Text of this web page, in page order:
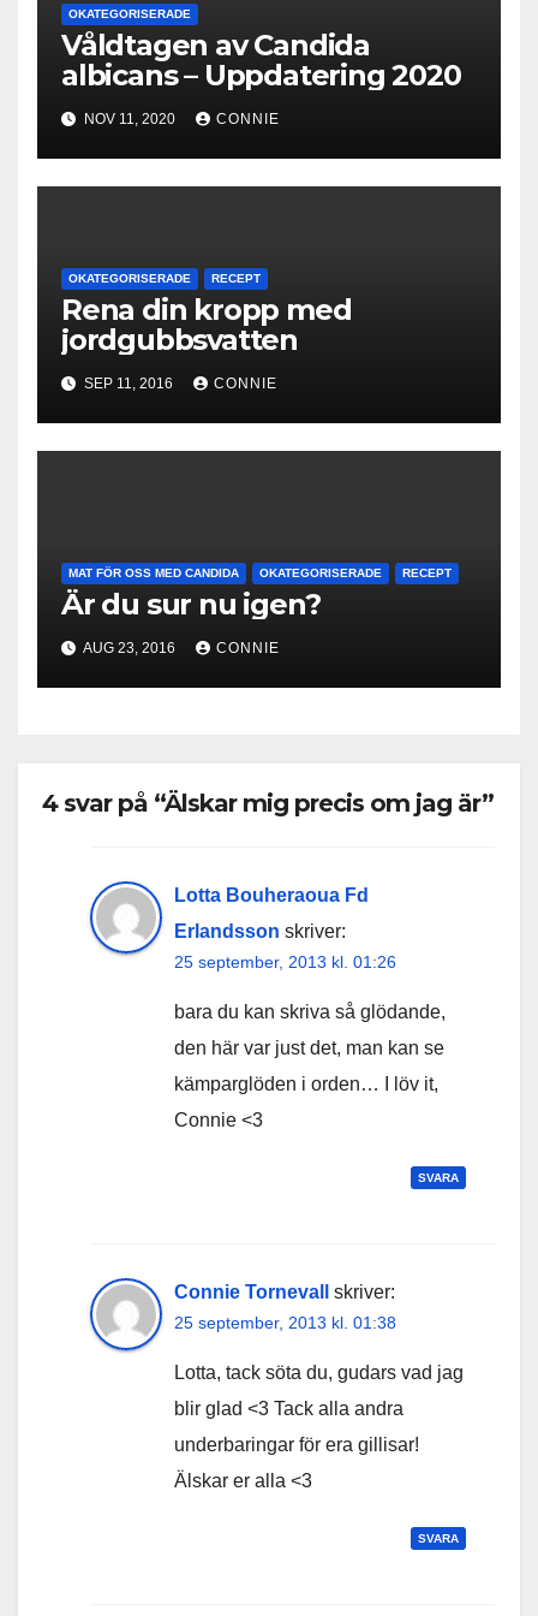
OKATEGORISERADE
Våldtagen av Candida
albicans – Uppdatering 2020
NOV 11, 2020 CONNIE
OKATEGORISERADE RECEPT
Rena din kropp med
jordgubbsvatten
SEP 11, 2016 CONNIE
MAT FÖR OSS MED CANDIDA OKATEGORISERADE RECEPT
Är du sur nu igen?
AUG 23, 2016 CONNIE
4 svar på “Älskar mig precis om jag är”
Lotta Bouheraoua Fd
Erlandsson skriver:
25 september, 2013 kl. 01:26
bara du kan skriva så glödande,
den här var just det, man kan se
kämparglöden i orden… I löv it,
Connie <3
SVARA
Connie Tornevall skriver:
25 september, 2013 kl. 01:38
Lotta, tack söta du, gudars vad jag
blir glad <3 Tack alla andra
underbaringar för era gillisar!
Älskar er alla <3
SVARA